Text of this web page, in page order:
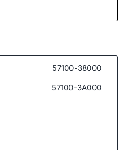
57100-38000
57100-3A000